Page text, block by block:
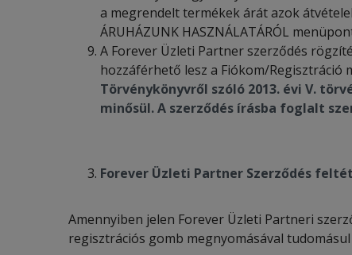
a megrendelt termékek árát azok
ÁRUHÁZUNK HASZNÁLATÁRÓL
A Forever Üzleti Partner szerződés
hozzáférhető lesz a Fiókom/Regisztráció
Törvénykönyvről szóló 2013. évi V.
minősül. A szerződés írásba foglalt
Forever Üzleti Partner Szerződés
Amennyiben jelen Forever Üzleti Partneri
regisztrációs gomb megnyomásával